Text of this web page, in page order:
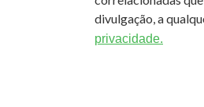
divulgação, a
privacidade.